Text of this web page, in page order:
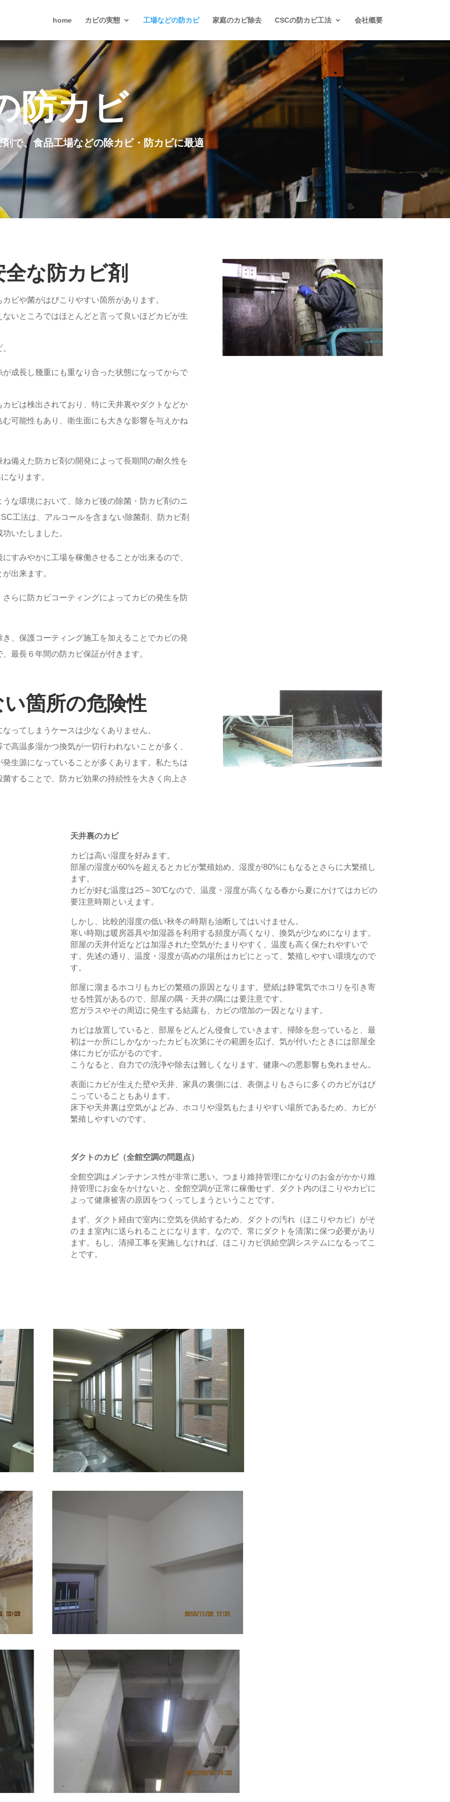
home カビの実態 工場などの防カビ 家庭のカビ除去 CSCの防カビ工法 会社概要
防カビ
で、食品工場などの除カビ・防カビに最適
な防カビ剤
ビや菌がはびこりやすい箇所があります。
いところではほとんどと言って良いほどカビが生
成長し幾重にも重なり合った状態になってからで
ビは検出されており、特に天井裏やダクトなどか
可能性もあり、衛生面にも大きな影響を与えかね
備えた防カビ剤の開発によって長期間の耐久性を
なります。
な環境において、除カビ後の除菌・防カビ剤のニ
工法は、アルコールを含まない除菌剤、防カビ剤
いたしました。
すみやかに工場を稼働させることが出来るので、
出来ます。
らに防カビコーティングによってカビの発生を防
、保護コーティング施工を加えることでカビの発
最長６年間の防カビ保証が付きます。
箇所の危険性
ってしまうケースは少なくありません。
高温多湿かつ換気が一切行われないことが多く、
生源になっていることが多くあります。私たちは
することで、防カビ効果の持続性を大きく向上さ
天井裏のカビ
カビは高い湿度を好みます。
部屋の湿度が60%を超えるとカビが繁殖始め、湿度が80%にもなるとさらに大繁殖し
ます。
カビが好む温度は25～30℃なので、温度・湿度が高くなる春から夏にかけてはカビの
要注意時期といえます。
しかし、比較的湿度の低い秋冬の時期も油断してはいけません。
寒い時期は暖房器具や加湿器を利用する頻度が高くなり、換気が少なめになります。
部屋の天井付近などは加湿された空気がたまりやすく、温度も高く保たれやすいで
す。先述の通り、温度・湿度が高めの場所はカビにとって、繁殖しやすい環境なので
す。
部屋に溜まるホコリもカビの繁殖の原因となります。壁紙は静電気でホコリを引き寄
せる性質があるので、部屋の隅・天井の隅には要注意です。
窓ガラスやその周辺に発生する結露も、カビの増加の一因となります。
カビは放置していると、部屋をどんどん侵食していきます。掃除を怠っていると、最
初は一か所にしかなかったカビも次第にその範囲を広げ、気が付いたときには部屋全
体にカビが広がるのです。
こうなると、自力での洗浄や除去は難しくなります。健康への悪影響も免れません。
表面にカビが生えた壁や天井、家具の裏側には、表側よりもさらに多くのカビがはび
こっていることもあります。
床下や天井裏は空気がよどみ、ホコリや湿気もたまりやすい場所であるため、カビが
繁殖しやすいのです。
ダクトのカビ（全館空調の問題点）
全館空調はメンテナンス性が非常に悪い。つまり維持管理にかなりのお金がかかり維
持管理にお金をかけないと、全館空調が正常に稼働せず、ダクト内のほこりやカビに
よって健康被害の原因をつくってしまうということです。
まず、ダクト経由で室内に空気を供給するため、ダクトの汚れ（ほこりやカビ）がそ
のまま室内に送られることになります。なので、常にダクトを清潔に保つ必要があり
ます。もし、清掃工事を実施しなければ、ほこりカビ供給空調システムになるってこ
とです。